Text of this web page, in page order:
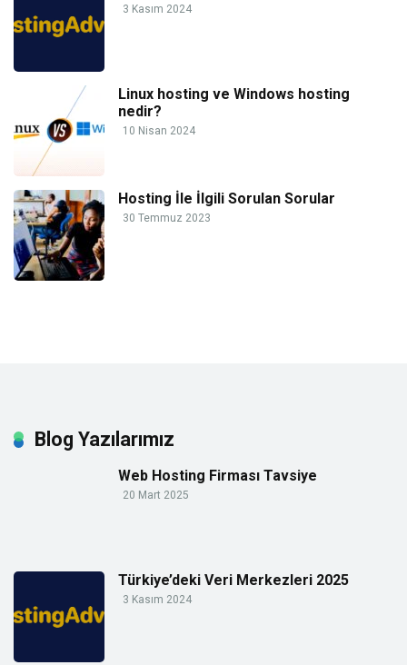
3 Kasım 2024
Linux hosting ve Windows hosting
nedir?
10 Nisan 2024
Hosting İle İlgili Sorulan Sorular
30 Temmuz 2023
Blog Yazılarımız
Web Hosting Firması Tavsiye
20 Mart 2025
Türkiye’deki Veri Merkezleri 2025
3 Kasım 2024